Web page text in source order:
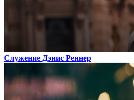
Служение Дэнис Реннер